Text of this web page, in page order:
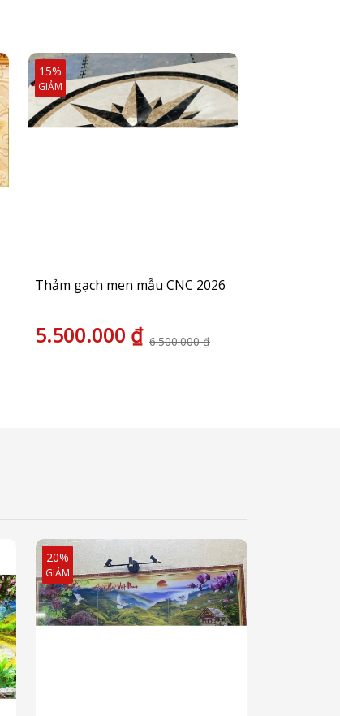
Thảm gạch men mẫu CNC 2026
5.500.000 ₫ 6.500.000 ₫
15%
GIẢM
20%
GIẢM